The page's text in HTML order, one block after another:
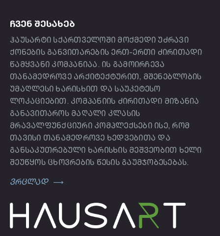
ᲩᲕᲔᲜ ᲨᲔᲡᲐᲮᲔᲑ
ჰაუსარტი სქართველოში მოქმედი უძრავი
ქონების განვითარების ერთ-ერთი ძირითადი
წამყვანი კომპანიაა. ის გამოირჩევა
თანამედროვე არქიტექტურით, მშენებლობის
უმაღლესი ხარისხით და საუკეტესო
ლოკაციებით. კომპანიის ძირითადი მიზანია
განავითაროს მაღალი კლასის
მრავალფუნქციური კომპლექსები ისე, რომ
თავისი თანამედროვე ხედვებითა და
განსაკუთრებული ხარისხის მეშვეობით ხელი
შეუწყოს ცხოვრების წესის გაუმჯობესებას.
ვრცლად